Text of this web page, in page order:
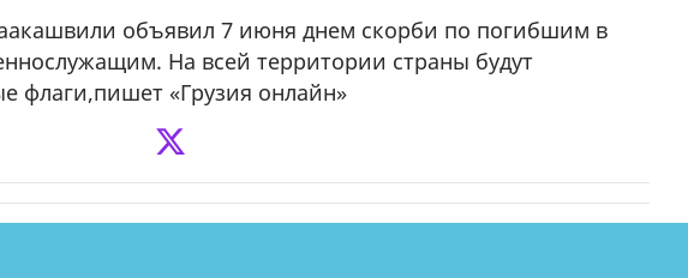
объявил 7 июня днем скорби по погибшим в
На всей территории страны будут
флаги,пишет «Грузия онлайн»